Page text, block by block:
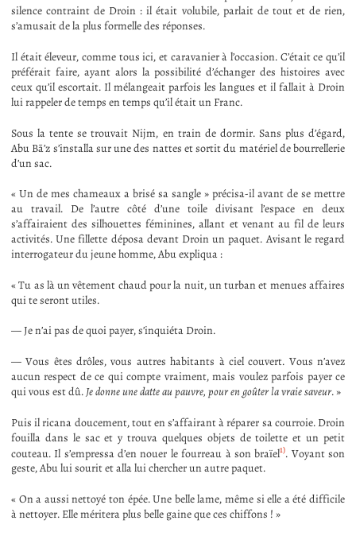
silence contraint de Droin : il était volubile, parlait de tout et de rien,
s’amusait de la plus formelle des réponses.
Il était éleveur, comme tous ici, et caravanier à l’occasion. C’était ce qu’il
préférait faire, ayant alors la possibilité d’échanger des histoires avec
ceux qu’il escortait. Il mélangeait parfois les langues et il fallait à Droin
lui rappeler de temps en temps qu’il était un Franc.
Sous la tente se trouvait Nijm, en train de dormir. Sans plus d’égard,
Abu Bā’z s’installa sur une des nattes et sortit du matériel de bourrellerie
d’un sac.
« Un de mes chameaux a brisé sa sangle » précisa-il avant de se mettre
au travail. De l’autre côté d’une toile divisant l’espace en deux
s’affairaient des silhouettes féminines, allant et venant au fil de leurs
activités. Une fillette déposa devant Droin un paquet. Avisant le regard
interrogateur du jeune homme, Abu expliqua :
« Tu as là un vêtement chaud pour la nuit, un turban et menues affaires
qui te seront utiles.
— Je n’ai pas de quoi payer, s’inquiéta Droin.
— Vous êtes drôles, vous autres habitants à ciel couvert. Vous n’avez
aucun respect de ce qui compte vraiment, mais voulez parfois payer ce
qui vous est dû.Je donne une datte au pauvre, pour en goûter la vraie saveur. »
Puis il ricana doucement, tout en s’affairant à réparer sa courroie. Droin
fouilla dans le sac et y trouva quelques objets de toilette et un petit
couteau. Il s’empressa d’en nouer le fourreau à son braïel1). Voyant son
geste, Abu lui sourit et alla lui chercher un autre paquet.
« On a aussi nettoyé ton épée. Une belle lame, même si elle a été difficile
à nettoyer. Elle méritera plus belle gaine que ces chiffons ! »